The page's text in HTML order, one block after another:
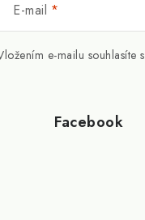
E-mail
e-mailu souhlasíte s
Facebook